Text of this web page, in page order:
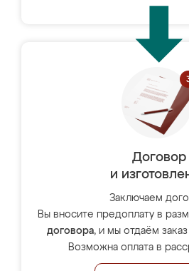
Договор
и
Заключаем
Вы вносите предоплату в
договора, и мы отдаём
Возможна оплата в